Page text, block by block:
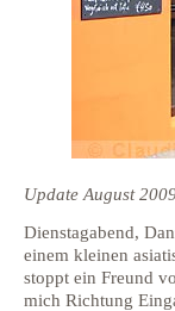
Update August
Dienstagabend,
einem kleinen
stoppt ein Freund
mich Richtung